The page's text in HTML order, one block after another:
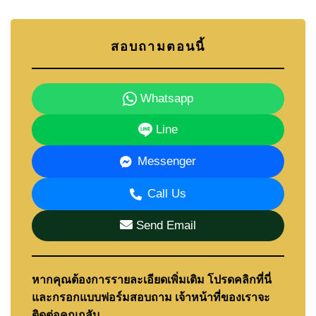
กว่า 21 ปีในพัทยา
📲 WhatsApp: +66 807 945 904
💬 LINE ID: @cornerstonepattaya
📞 +66 (0)38 411250
📧info@cornerstone.co.th
หากทรัพย์นี้ยังไม่ตรงกับความต้องการของคุณ สมัคร
Property Alertฟรี แล้วเราจะแจ้งเตือนทันทีที่มีทรัพย์
ใหม่ตรงกับความต้องการของคุณ
สอบถามตอนนี้
Whatsapp
Line
Messenger
Call Us
Send Email
หากคุณต้องการรายละเอียดเพิ่มเติม โปรดคลิกที่นี่
และกรอกแบบฟอร์มสอบถาม เจ้าหน้าที่ของเราจะ